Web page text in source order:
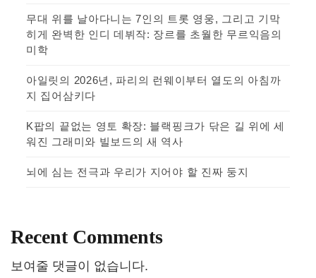
무대 위를 날아다니는 7인의 트롯 영웅, 그리고 기막
히게 완벽한 인디 데뷔작: 장르를 초월한 무르익음의
미학
아일릿의 2026년, 파리의 런웨이부터 열도의 아침까
지 집어삼키다
K팝의 끝없는 영토 확장: 블랙핑크가 닦은 길 위에 세
워진 그래미와 빌보드의 새 역사
뇌에 심는 전극과 우리가 지어야 할 진짜 둥지
Recent Comments
보여줄 댓글이 없습니다.